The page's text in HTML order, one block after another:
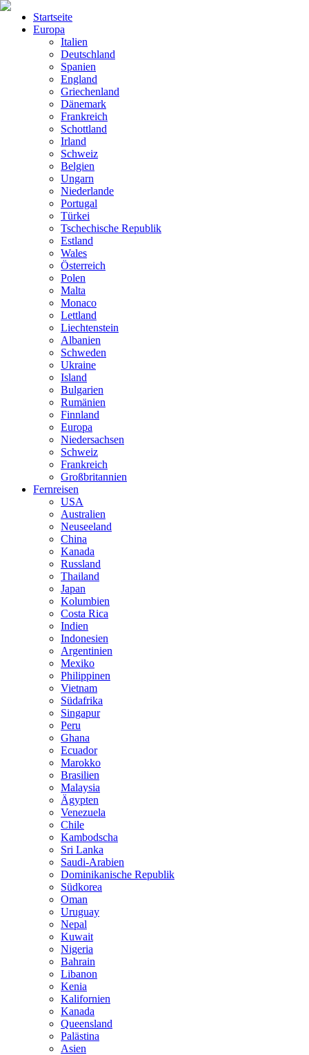
Startseite
Europa
Italien
Deutschland
Spanien
England
Griechenland
Dänemark
Frankreich
Schottland
Irland
Schweiz
Belgien
Ungarn
Niederlande
Portugal
Türkei
Tschechische Republik
Estland
Wales
Österreich
Polen
Malta
Monaco
Lettland
Liechtenstein
Albanien
Schweden
Ukraine
Island
Bulgarien
Rumänien
Finnland
Europa
Niedersachsen
Schweiz
Frankreich
Großbritannien
Fernreisen
USA
Australien
Neuseeland
China
Kanada
Russland
Thailand
Japan
Kolumbien
Costa Rica
Indien
Indonesien
Argentinien
Mexiko
Philippinen
Vietnam
Südafrika
Singapur
Peru
Ghana
Ecuador
Marokko
Brasilien
Malaysia
Ägypten
Venezuela
Chile
Kambodscha
Sri Lanka
Saudi-Arabien
Dominikanische Republik
Südkorea
Oman
Uruguay
Nepal
Kuwait
Nigeria
Bahrain
Libanon
Kenia
Kalifornien
Kanada
Queensland
Palästina
Asien